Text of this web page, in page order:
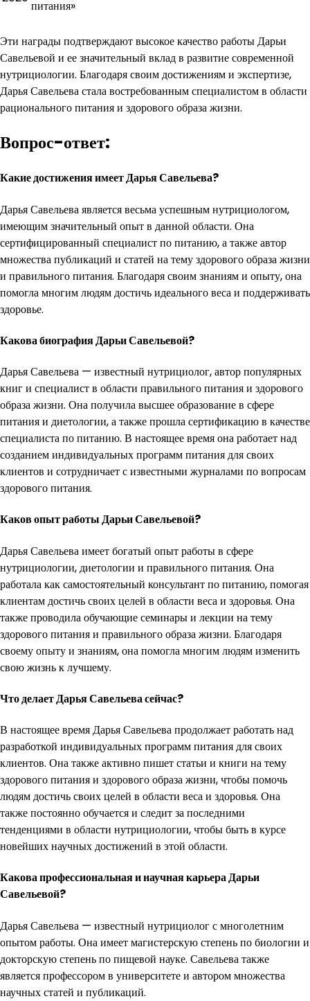
питания»
Эти награды подтверждают высокое качество работы Дарьи
Савельевой и ее значительный вклад в развитие современной
нутрициологии. Благодаря своим достижениям и экспертизе,
Дарья Савельева стала востребованным специалистом в области
рационального питания и здорового образа жизни.
Вопрос-ответ:
Какие достижения имеет Дарья Савельева?
Дарья Савельева является весьма успешным нутрициологом,
имеющим значительный опыт в данной области. Она
сертифицированный специалист по питанию, а также автор
множества публикаций и статей на тему здорового образа жизни
и правильного питания. Благодаря своим знаниям и опыту, она
помогла многим людям достичь идеального веса и поддерживать
здоровье.
Какова биография Дарьи Савельевой?
Дарья Савельева — известный нутрициолог, автор популярных
книг и специалист в области правильного питания и здорового
образа жизни. Она получила высшее образование в сфере
питания и диетологии, а также прошла сертификацию в качестве
специалиста по питанию. В настоящее время она работает над
созданием индивидуальных программ питания для своих
клиентов и сотрудничает с известными журналами по вопросам
здорового питания.
Каков опыт работы Дарьи Савельевой?
Дарья Савельева имеет богатый опыт работы в сфере
нутрициологии, диетологии и правильного питания. Она
работала как самостоятельный консультант по питанию, помогая
клиентам достичь своих целей в области веса и здоровья. Она
также проводила обучающие семинары и лекции на тему
здорового питания и правильного образа жизни. Благодаря
своему опыту и знаниям, она помогла многим людям изменить
свою жизнь к лучшему.
Что делает Дарья Савельева сейчас?
В настоящее время Дарья Савельева продолжает работать над
разработкой индивидуальных программ питания для своих
клиентов. Она также активно пишет статьи и книги на тему
здорового питания и здорового образа жизни, чтобы помочь
людям достичь своих целей в области веса и здоровья. Она
также постоянно обучается и следит за последними
тенденциями в области нутрициологии, чтобы быть в курсе
новейших научных достижений в этой области.
Какова профессиональная и научная карьера Дарьи
Савельевой?
Дарья Савельева — известный нутрициолог с многолетним
опытом работы. Она имеет магистерскую степень по биологии и
докторскую степень по пищевой науке. Савельева также
является профессором в университете и автором множества
научных статей и публикаций.